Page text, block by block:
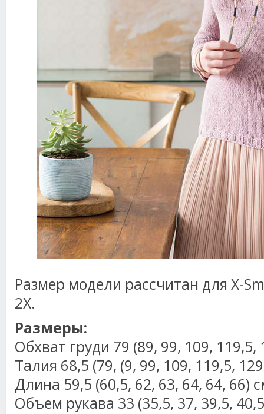
Размер модели рассчитан для X-
2X.
Размеры:
Обхват груди 79 (89, 99, 109, 119,5,
Талия 68,5 (79, (9, 99, 109, 119,5,
Длина 59,5 (60,5, 62, 63, 64, 64, 66)
Объем рукава 33 (35,5, 37, 39,5,